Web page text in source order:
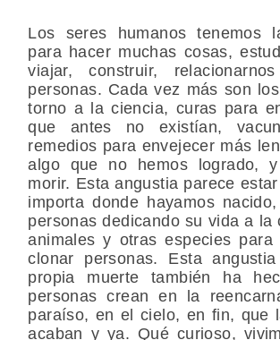
Los seres humanos tenemos
para hacer muchas cosas,
viajar, construir,
personas. Cada vez más son
torno a la ciencia, curas para
que antes no existían,
remedios para envejecer más
algo que no hemos logrado,
morir. Esta angustia parece
importa donde hayamos
personas dedicando su vida a la
animales y otras especies para
clonar personas. Esta
propia muerte también ha
personas crean en la
paraíso, en el cielo, en fin, que
acaban y ya. Qué curioso,